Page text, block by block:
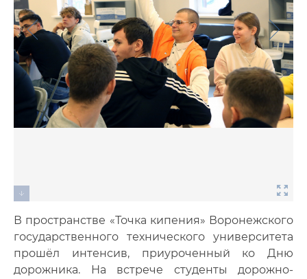
В пространстве «Точка кипения» Воронежского
государственного технического университета
прошёл интенсив, приуроченный ко Дню
дорожника. На встрече студенты дорожно-